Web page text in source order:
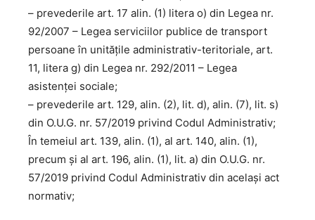
– prevederile art. 17 alin. (1) litera o) din Legea nr.
92/2007 – Legea serviciilor publice de transport
persoane în unităţile administrativ-teritoriale, art.
11, litera g) din Legea nr. 292/2011 – Legea
asistenței sociale;
– prevederile art. 129, alin. (2), lit. d), alin. (7), lit. s)
din O.U.G. nr. 57/2019 privind Codul Administrativ;
În temeiul art. 139, alin. (1), al art. 140, alin. (1),
precum și al art. 196, alin. (1), lit. a) din O.U.G. nr.
57/2019 privind Codul Administrativ din același act
normativ;